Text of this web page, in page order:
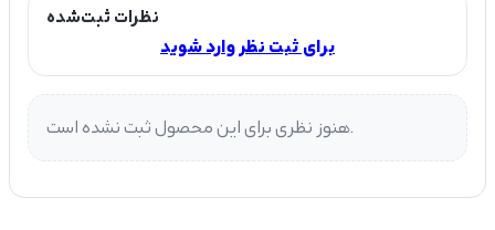
نظرات ثبت‌شده
برای ثبت نظر وارد شوید
هنوز نظری برای این محصول ثبت نشده است.